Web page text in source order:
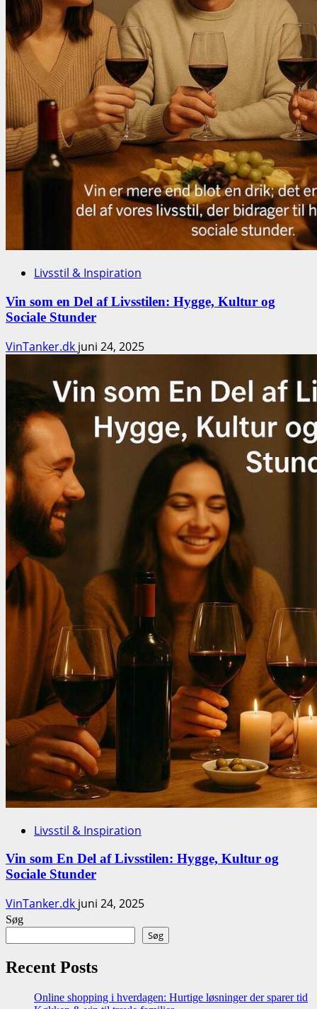
Livsstil & Inspiration
Vin som en Del af Livsstilen: Hygge, Kultur og
Sociale Stunder
VinTanker.dk juni 24, 2025
Livsstil & Inspiration
Vin som En Del af Livsstilen: Hygge, Kultur og
Sociale Stunder
VinTanker.dk juni 24, 2025
Søg
Søg
Recent Posts
Online shopping i hverdagen: Hurtige løsninger der sparer tid